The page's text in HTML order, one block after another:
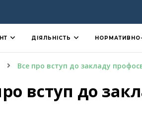
ДІЯЛЬНІСТЬ
Все про вступ до закладу
вступ до